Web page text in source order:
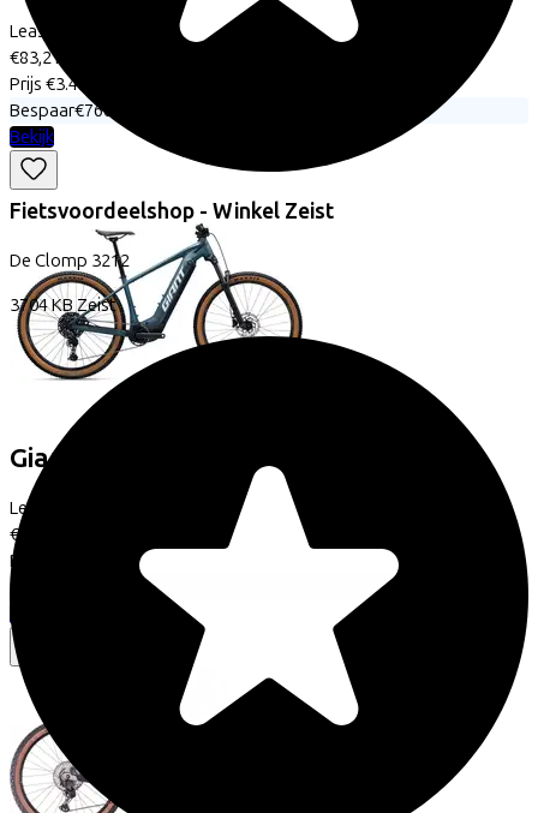
Fietsvoordeelshop - Winkel Zeist
De Clomp 3212
3704 KB Zeist
Leaseprijs p/m vanaf
€83,21
Prijs €3.499,00
Bespaar€766,85
Bekijk
Giant (2026)
Leaseprijs p/m vanaf
€81,21
Prijs
Bespaar
Bekijk